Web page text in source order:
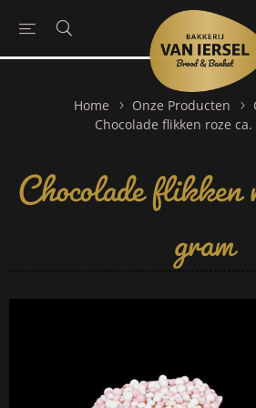
Home Onze Producten
Chocolade flikken roze
Chocoladegram